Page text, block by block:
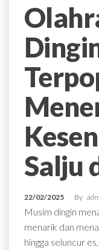
Salju
22/02/2025 By
Musim dingin
menarik dan
hingga seluncur